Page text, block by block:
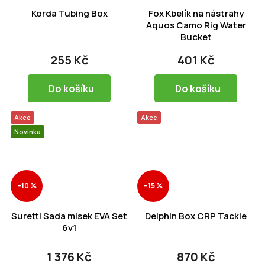
Korda Tubing Box
255 Kč
Do košíku
Fox Kbelík na nástrahy
Aquos Camo Rig Water
Bucket
401 Kč
Do košíku
Akce
Novinka
–10 %
Suretti Sada misek EVA Set
6v1
1 376 Kč
Akce
–15 %
Delphin Box CRP Tackle
870 Kč